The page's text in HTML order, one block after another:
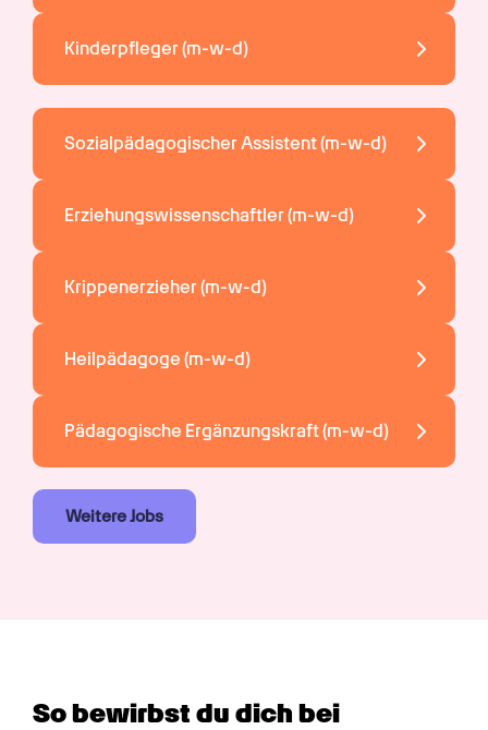
Kinderpfleger (m-w-d)
Sozialpädagogischer Assistent (m-w-d)
Erziehungswissenschaftler (m-w-d)
Krippenerzieher (m-w-d)
Heilpädagoge (m-w-d)
Pädagogische Ergänzungskraft (m-w-d)
Weitere Jobs
So bewirbst du dich bei